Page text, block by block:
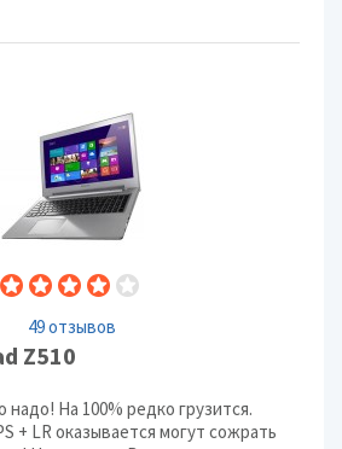
49 отзывов
Z510
надо! На 100% редко грузится.
+ LR оказывается могут сожрать